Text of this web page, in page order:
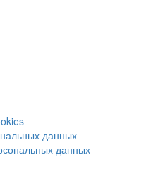
данных
данных